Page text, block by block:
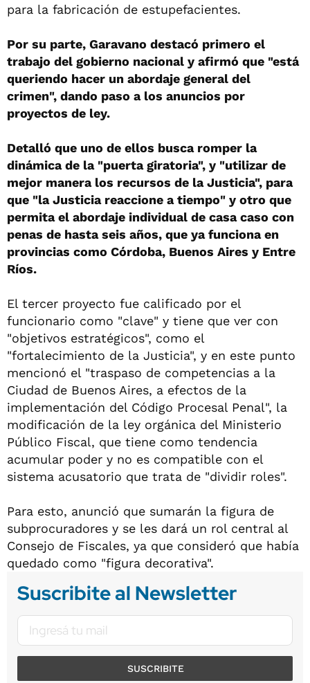
para la fabricación de estupefacientes.
Por su parte, Garavano destacó primero el
trabajo del gobierno nacional y afirmó que "está
queriendo hacer un abordaje general del
crimen", dando paso a los anuncios por
proyectos de ley.
Detalló que uno de ellos busca romper la
dinámica de la "puerta giratoria", y "utilizar de
mejor manera los recursos de la Justicia", para
que "la Justicia reaccione a tiempo" y otro que
permita el abordaje individual de casa caso con
penas de hasta seis años, que ya funciona en
provincias como Córdoba, Buenos Aires y Entre
Ríos.
El tercer proyecto fue calificado por el
funcionario como "clave" y tiene que ver con
"objetivos estratégicos", como el
"fortalecimiento de la Justicia", y en este punto
mencionó el "traspaso de competencias a la
Ciudad de Buenos Aires, a efectos de la
implementación del Código Procesal Penal", la
modificación de la ley orgánica del Ministerio
Público Fiscal, que tiene como tendencia
acumular poder y no es compatible con el
sistema acusatorio que trata de "dividir roles".
Para esto, anunció que sumarán la figura de
subprocuradores y se les dará un rol central al
Consejo de Fiscales, ya que consideró que había
quedado como "figura decorativa".
Suscribite al Newsletter
SUSCRIBITE